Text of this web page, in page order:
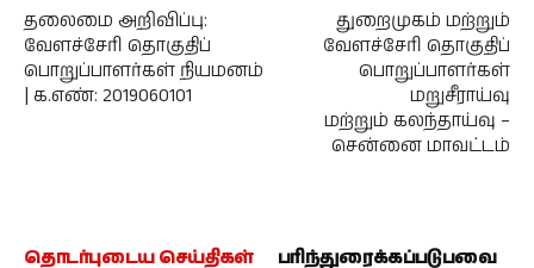
தலைமை அறிவிப்பு:
வேளச்சேரி தொகுதிப்
பொறுப்பாளர்கள் நியமனம்
| க.எண்: 2019060101
துறைமுகம் மற்றும்
வேளச்சேரி தொகுதிப்
பொறுப்பாளர்கள்
மறுசீராய்வு
மற்றும் கலந்தாய்வு –
சென்னை மாவட்டம்
தொடர்புடைய செய்திகள் பரிந்துரைக்கப்படுபவை